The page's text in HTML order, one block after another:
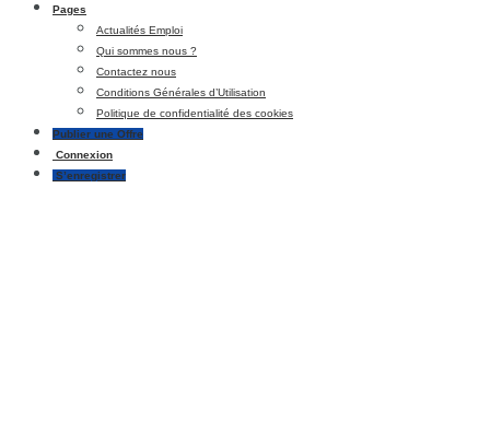
Pages
Actualités Emploi
Qui sommes nous ?
Contactez nous
Conditions Générales d’Utilisation
Politique de confidentialité des cookies
Publier une Offre
Connexion
S’enregistrer